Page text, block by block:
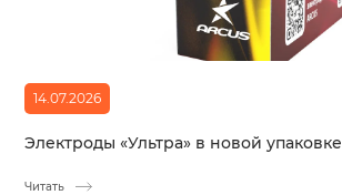
14.07.2026
Электроды «Ультра» в новой упаковке
Читать